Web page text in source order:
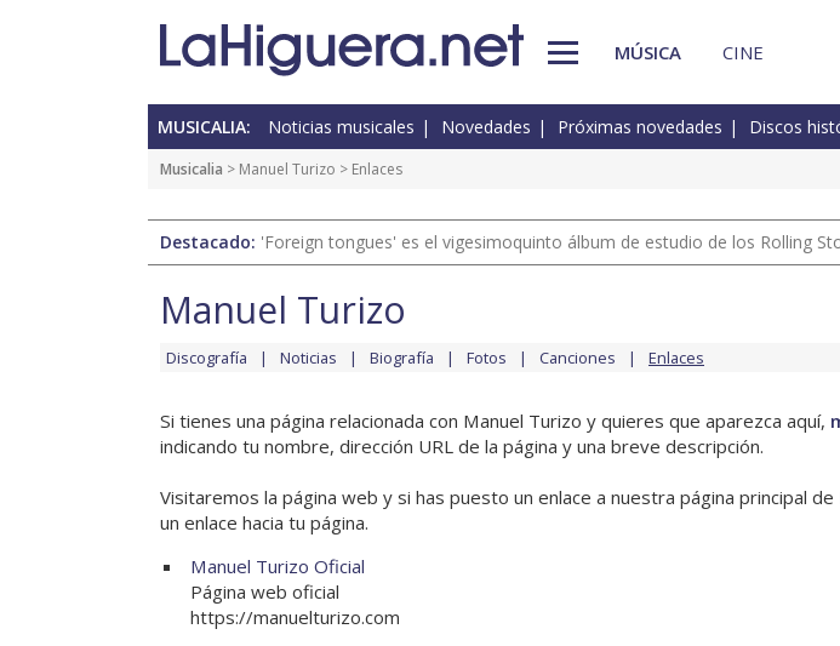
MÚSICA CINE
MUSICALIA: Noticias musicales Novedades Próximas novedades Discos
Musicalia > Manuel Turizo > Enlaces
Destacado: 'Foreign tongues' es el vigesimoquinto álbum de estudio de los Rolling
Manuel Turizo
Discografía Noticias Biografía Fotos Canciones Enlaces
Si tienes una página relacionada con Manuel Turizo y quieres que aparezca aquí,
indicando tu nombre, dirección URL de la página y una breve descripción.
Visitaremos la página web y si has puesto un enlace a nuestra página principal de
un enlace hacia tu página.
Manuel Turizo Oficial
Página web oficial
https://manuelturizo.com